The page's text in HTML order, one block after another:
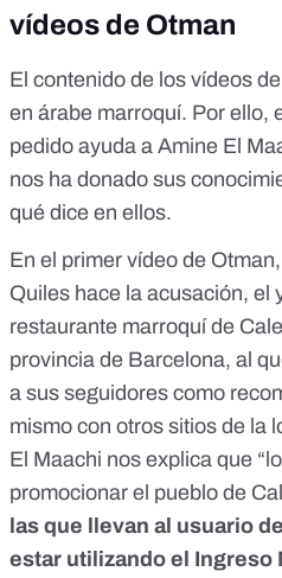
vídeos de Otman
El contenido de los vídeos
en árabe marroquí. Por ello,
pedido ayuda a Amine El
nos ha donado sus
qué dice en ellos.
En el primer vídeo de Otman
Quiles hace la acusación, el
restaurante marroquí de
provincia de Barcelona, al
a sus seguidores como
mismo con otros sitios de la
El Maachi nos explica que
promocionar el pueblo de
las que llevan al usuario
estar utilizando el Ingreso